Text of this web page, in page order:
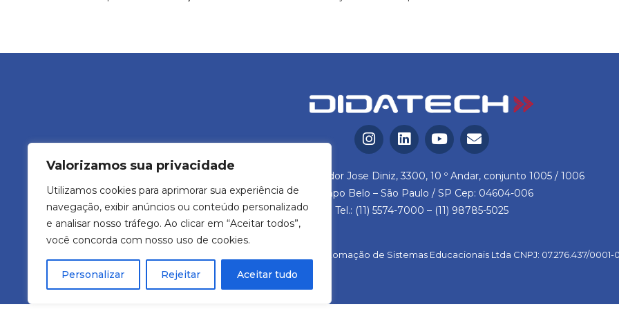
Valorizamos sua privacidade
Utilizamos cookies para aprimorar sua experiência de
navegação, exibir anúncios ou conteúdo personalizado
e analisar nosso tráfego. Ao clicar em “Aceitar todos”,
você concorda com nosso uso de cookies.
Personalizar Rejeitar Aceitar tudo
Avenida Vereador Jose Diniz, 3300, 10 º Andar, conjunto 1005 / 1006
Campo Belo – São Paulo / SP Cep: 04604-006
Tel.: (11) 5574-7000 – (11) 98785-5025
Didatech Comercio e Automação de Sistemas Educacionais Ltda CNPJ: 07.276.437/0001-